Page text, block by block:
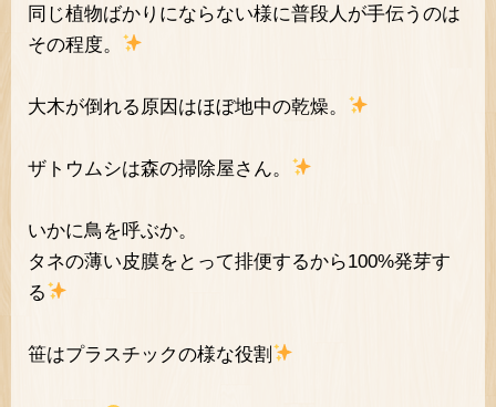
同じ植物ばかりにならない様に普段人が手伝うのは
その程度。
大木が倒れる原因はほぼ地中の乾燥。
ザトウムシは森の掃除屋さん。
いかに鳥を呼ぶか。
タネの薄い皮膜をとって排便するから100%発芽す
る
笹はプラスチックの様な役割